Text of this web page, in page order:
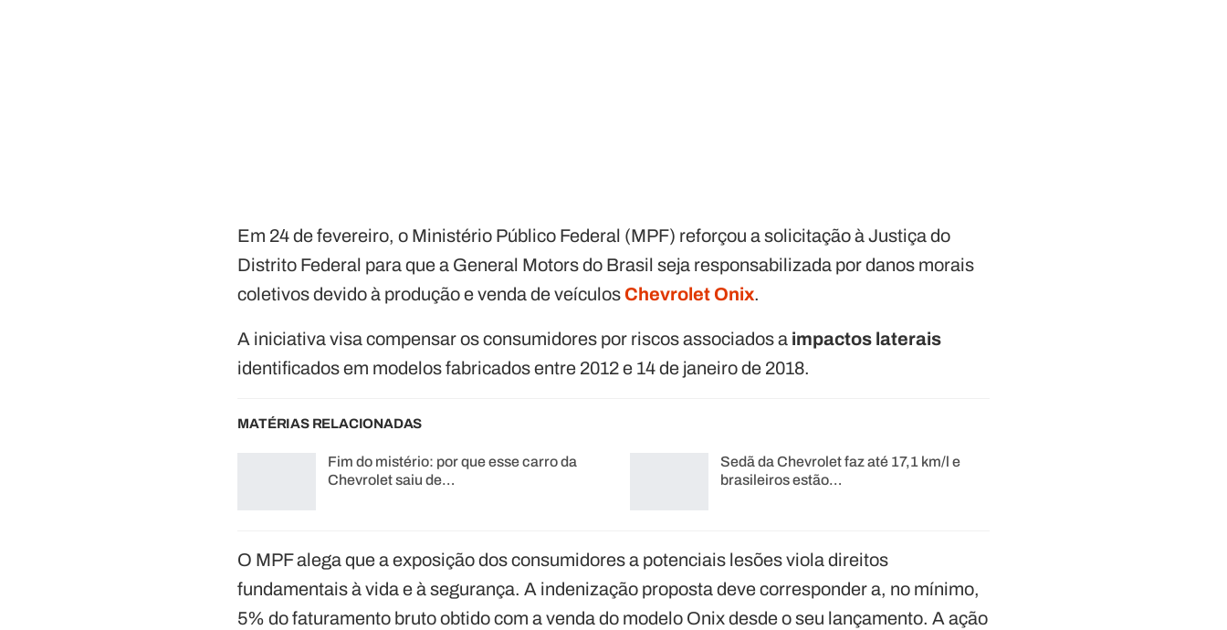
Em 24 de fevereiro, o Ministério Público Federal (MPF) reforçou a solicitação à Justiça do
Distrito Federal para que a General Motors do Brasil seja responsabilizada por danos morais
coletivos devido à produção e venda de veículos Chevrolet Onix.
A iniciativa visa compensar os consumidores por riscos associados a impactos laterais
identificados em modelos fabricados entre 2012 e 14 de janeiro de 2018.
MATÉRIAS RELACIONADAS
Fim do mistério: por que esse carro da
Chevrolet saiu de…
Sedã da Chevrolet faz até 17,1 km/l e
brasileiros estão…
O MPF alega que a exposição dos consumidores a potenciais lesões viola direitos
fundamentais à vida e à segurança. A indenização proposta deve corresponder a, no mínimo,
5% do faturamento bruto obtido com a venda do modelo Onix desde o seu lançamento. A ação